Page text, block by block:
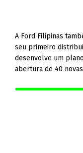
A Ford Filipinas
seu primeiro
desenvolve um
abertura de 40